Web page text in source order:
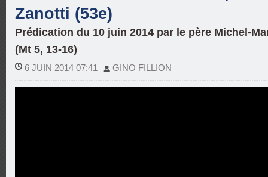
Zanotti (53e)
Prédication du 10 juin 2014 par le père Michel-
(Mt 5, 13-16)
6 JUIN 2014 07:41 GINO FILLION